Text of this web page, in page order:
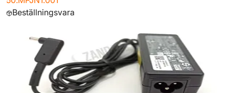
Beställningsvara